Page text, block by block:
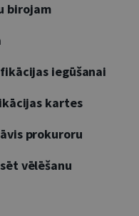
birojam
iegūšanai
kartes
prokuroru
vēlēšanu